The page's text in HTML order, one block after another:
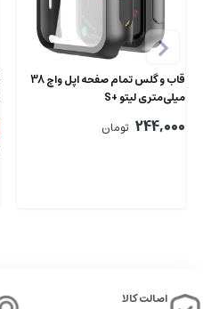
قاب و گلس تمام صفحه اپل واچ 38
میلی‌متری لیتو +S
244,000 تومان
اصالت کالا